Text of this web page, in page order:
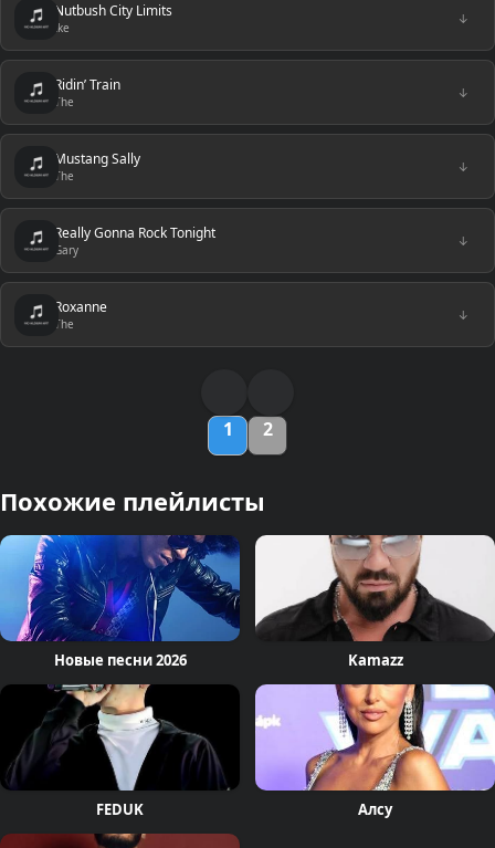
Nutbush City Limits
Ike
↓
Ridin’ Train
The
↓
Mustang Sally
The
↓
Really Gonna Rock Tonight
Gary
↓
Roxanne
The
↓
1 2
Похожие плейлисты
Новые песни 2026 Kamazz
FEDUK Алсу